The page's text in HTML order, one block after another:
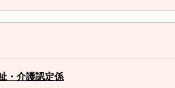
・介護認定係